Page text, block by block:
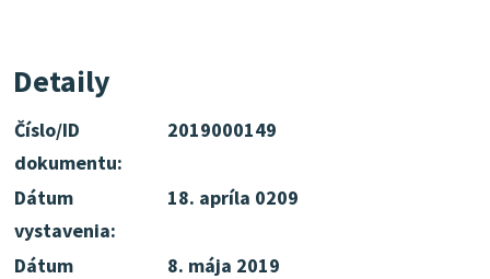
Detaily
Číslo/ID
dokumentu:
2019000149
Dátum
vystavenia:
18. apríla 0209
Dátum
8. mája 2019